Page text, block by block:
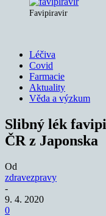
Favipiravir
Léčiva
Covid
Farmacie
Aktuality
Věda a výzkum
Slibný lék
ČR z Japonska
Od
zdravezpravy
-
9. 4. 2020
0